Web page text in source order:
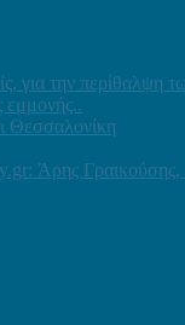
για την περίθαλψη
Θεσσαλονίκη
Άρης Γραικούσης,